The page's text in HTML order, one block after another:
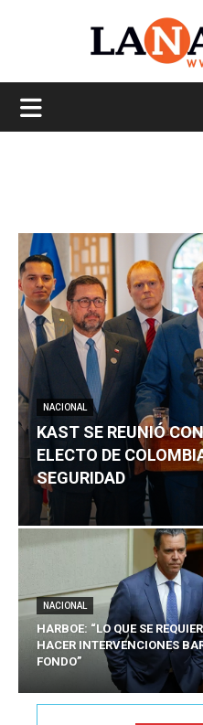
NACIONAL
KAST SE REUNIÓ
ELECTO DE
SEGURIDAD
NACIONAL
HARBOE: “LO QUE SE
HACER INTERVENCIONES
FONDO”